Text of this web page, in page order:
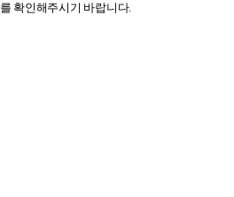
확인해주시기 바랍니다.